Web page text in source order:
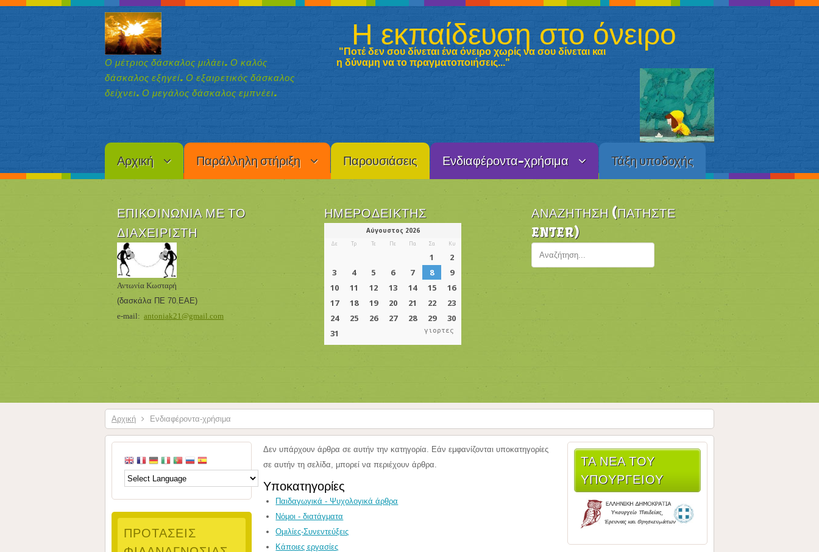
Ο μέτριος δάσκαλος μιλάει. Ο καλός
δάσκαλος εξηγεί. Ο εξαιρετικός δάσκαλος
δείχνει. Ο μεγάλος δάσκαλος εμπνέει.
Η εκπαίδευση στο όνειρο
"Ποτέ δεν σου δίνεται ένα όνειρο χωρίς να σου δίνεται και
η δύναμη να το πραγματοποιήσεις..."
Αρχική Παράλληλη στήριξη Παρουσιάσεις Ενδιαφέροντα-χρήσιμα Τάξη υποδοχής
ΕΠΙΚΟΙΝΩΝΊΑ ΜΕ ΤΟ
ΔΙΑΧΕΙΡΙΣΤΉ
Αντωνία Κωσταρή
(δασκάλα ΠΕ 70.ΕΑΕ)
e-mail: antoniak21@gmail.com
ΗΜΕΡΟΔΕΊΚΤΗΣ
γιορτες
ΑΝΑΖΉΤΗΣΗ (ΠΑΤΉΣΤΕ
ENTER)
Αρχική Ενδιαφέροντα-χρήσιμα
ΠΡΟΤΆΣΕΙΣ
Δεν υπάρχουν άρθρα σε αυτήν την κατηγορία. Εάν εμφανίζονται υποκατηγορίες
σε αυτήν τη σελίδα, μπορεί να περιέχουν άρθρα.
Υποκατηγορίες
Παιδαγωγικά - Ψυχολογικά άρθρα
Νόμοι - διατάγματα
Ομιλίες-Συνεντεύξεις
Κάποιες εργασίες
ΤΑ ΝΈΑ ΤΟΥ
ΥΠΟΥΡΓΕΊΟΥ